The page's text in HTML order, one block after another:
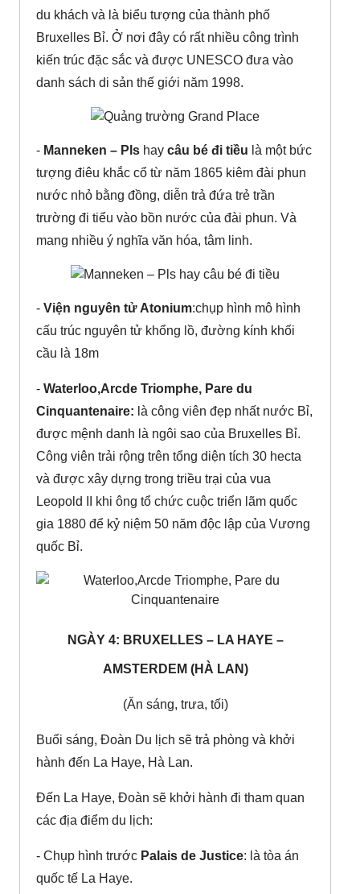
du khách và là biểu tượng của thành phố
Bruxelles Bỉ. Ở nơi đây có rất nhiều công trình
kiến trúc đặc sắc và được UNESCO đưa vào
danh sách di sản thế giới năm 1998.
- Manneken – Pls hay câu bé đi tiều là một bức
tượng điêu khắc cổ từ năm 1865 kiêm đài phun
nước nhỏ bằng đồng, diễn trả đứa trẻ trần
trường đi tiểu vào bồn nước của đài phun. Và
mang nhiều ý nghĩa văn hóa, tâm linh.
- Viện nguyên tử Atonium:chụp hình mô hình
cấu trúc nguyên tử khổng lồ, đường kính khối
cầu là 18m
- Waterloo,Arcde Triomphe, Pare du
Cinquantenaire: là công viên đẹp nhất nước Bỉ,
được mệnh danh là ngôi sao của Bruxelles Bỉ.
Công viên trải rộng trên tổng diện tích 30 hecta
và được xây dựng trong triều trại của vua
Leopold II khi ông tổ chức cuộc triển lãm quốc
gia 1880 để kỷ niệm 50 năm độc lập của Vương
quốc Bỉ.
NGÀY 4: BRUXELLES – LA HAYE –
AMSTERDEM (HÀ LAN)
(Ăn sáng, trưa, tối)
Buổi sáng, Đoàn Du lịch sẽ trả phòng và khởi
hành đến La Haye, Hà Lan.
Đến La Haye, Đoàn sẽ khởi hành đi tham quan
các địa điểm du lịch:
- Chụp hình trước Palais de Justice: là tòa án
quốc tế La Haye.